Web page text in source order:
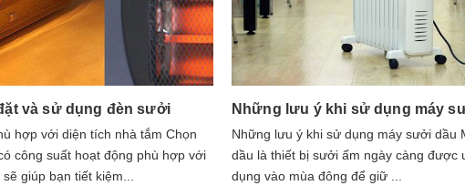
và sử dụng đèn sưởi
hợp với diện tích nhà tắm Chọn
công suất hoạt động phù hợp với
giúp bạn tiết kiệm...
Những lưu ý khi sử dụng máy
​​​​​​Những lưu ý khi sử dụng máy sưởi dầu
dầu là thiết bị sưởi ấm ngày càng được
dụng vào mùa đông để giữ ...